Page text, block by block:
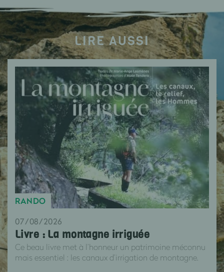
LIRE AUSSI
RANDO
07/08/2026
Livre : La montagne irriguée
Ce beau livre met à l’honneur un patrimoine méconnu
mais essentiel : les canaux d’irrigation de montagne.